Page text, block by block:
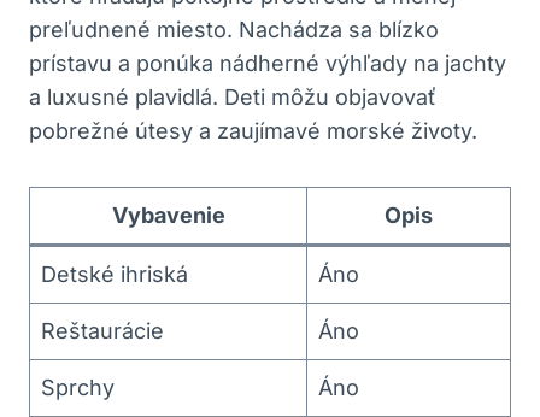
preľudnené miesto. Nachádza sa blízko
prístavu a ponúka nádherné výhľady na jachty
a luxusné plavidlá. Deti môžu objavovať
pobrežné útesy a zaujímavé morské životy.
Vybavenie Opis
Detské ihriská Áno
Reštaurácie Áno
Sprchy Áno